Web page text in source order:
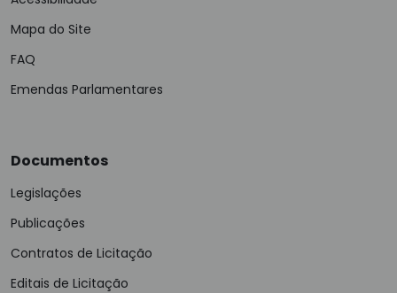
Mapa do Site
FAQ
Emendas Parlamentares
Documentos
Legislações
Publicações
Contratos de Licitação
Editais de Licitação